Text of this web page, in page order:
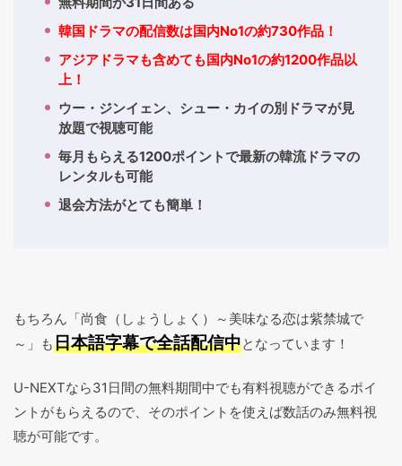
韓国ドラマの配信数は国内No1の約730作品！
アジアドラマも含めても国内No1の約1200作品以
上！
ウー・ジンイェン、シュー・カイの別ドラマが見
放題で視聴可能
毎月もらえる1200ポイントで最新の韓流ドラマの
レンタルも可能
退会方法がとても簡単！
もちろん「尚食（しょうしょく）～美味なる恋は紫禁城で
～」も日本語字幕で全話配信中となっています！
U-NEXTなら31日間の無料期間中でも有料視聴ができるポイ
ントがもらえるので、そのポイントを使えば数話のみ無料視
聴が可能です。